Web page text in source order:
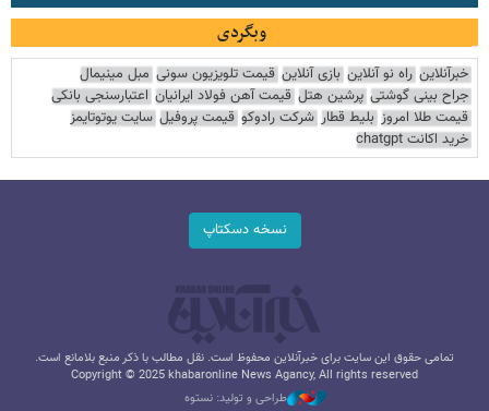
وبگردی
خبرآنلاین راه نو آنلاین بازی آنلاین قیمت تلویزیون سونی مبل مینیمال
جراح بینی گوشتی پرشین هتل قیمت آهن فولاد ایرانیان اعتبارسنجی بانکی
قیمت طلا امروز بلیط قطار شرکت رادوکو قیمت پروفیل سایت یوتوتایمز
خرید اکانت chatgpt
نسخه دسکتاپ
تمامی حقوق این سایت برای خبرآنلاین محفوظ است. نقل مطالب با ذکر منبع بلامانع است.
Copyright © 2025 khabaronline News Agancy, All rights reserved
طراحی و تولید: نستوه